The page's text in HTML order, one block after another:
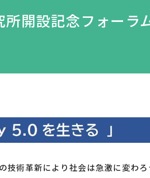
開設記念フォーラ
術革新により社会は急激に変わろ